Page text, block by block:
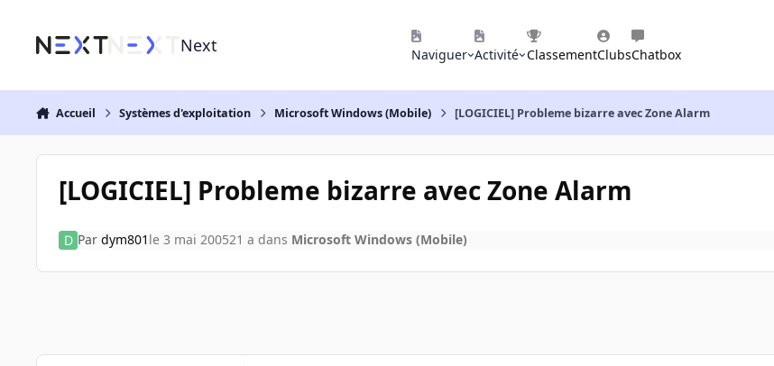
Next Naviguer Activité ClassementClubsChatbox
Accueil Systèmes d'exploitation Microsoft Windows (Mobile) [LOGICIEL] Probleme bizarre avec Zone Alarm
[LOGICIEL] Probleme bizarre avec Zone Alarm
Par dym801 le 3 mai 200521 a dans Microsoft Windows (Mobile)